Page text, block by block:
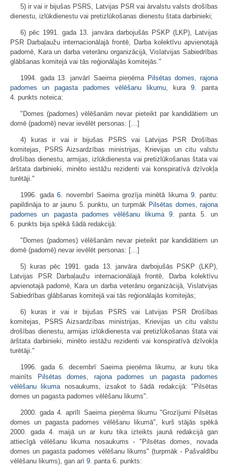
5) ir vai ir bijušas PSRS, Latvijas PSR vai ārvalstu valsts drošības
dienestu, izlūkdienestu vai pretizlūkošanas dienestu štata darbinieki;
6) pēc 1991. gada 13. janvāra darbojušās PSKP (LKP), Latvijas
PSR Darbaļaužu internacionālajā frontē, Darba kolektīvu apvienotajā
padomē, Kara un darba veterānu organizācijā, Vislatvijas Sabiedrības
glābšanas komitejā vai tās reģionālajās komitejās."
1994. gada 13. janvārī Saeima pieņēma Pilsētas domes, rajona
padomes un pagasta padomes vēlēšanu likumu, kura 9. panta
4. punkts noteica:
"Domes (padomes) vēlēšanām nevar pieteikt par kandidātiem un
domē (padomē) nevar ievēlēt personas: […]
4) kuras ir vai ir bijušas PSRS vai Latvijas PSR Drošības
komitejas, PSRS Aizsardzības ministrijas, Krievijas un citu valstu
drošības dienestu, armijas, izlūkdienesta vai pretizlūkošanas štata vai
ārštata darbinieki, minēto iestāžu rezidenti vai konspiratīvā dzīvokļa
turētāji."
1996. gada6. novembrī Saeima grozīja minētā likuma 9. pantu:
papildināja to ar jaunu 5. punktu, un turpmāk Pilsētas domes, rajona
padomes un pagasta padomes vēlēšanu likuma
9. panta 5. un
6. punkts bija spēkā šādā redakcijā:
"Domes (padomes) vēlēšanām nevar pieteikt par kandidātiem un
domē (padomē) nevar ievēlēt personas: […]
5) kuras pēc 1991. gada 13. janvāra darbojušās PSKP (LKP),
Latvijas PSR Darbaļaužu internacionālajā frontē, Darba kolektīvu
apvienotajā padomē, Kara un darba veterānu organizācijā, Vislatvijas
Sabiedrības glābšanas komitejā vai tās reģionālajās komitejās;
6) kuras ir vai ir bijušas PSRS vai Latvijas PSR Drošības
komitejas, PSRS Aizsardzības ministrijas, Krievijas un citu valstu
drošības dienestu, armijas izlūkdienesta vai pretizlūkošanas štata vai
ārštata darbinieki, minēto iestāžu rezidenti vai konspiratīvā dzīvokļa
turētāji."
1996. gada 6. decembrī Saeima pieņēma likumu, ar kuru tika
mainīts
Pilsētas domes, rajona padomes un pagasta padomes
vēlēšanu likumanosaukums, izsakot to šādā redakcijā: "Pilsētas
domes un pagasta padomes vēlēšanu likums".
2000. gada 4. aprīlī Saeima pieņēma likumu "Grozījumi Pilsētas
domes un pagasta padomes vēlēšanu likumā", kurš stājās spēkā
2000. gada 4. maijā un ar kuru tika izteikts jaunā redakcijā gan
attiecīgā vēlēšanu likuma nosaukums - "Pilsētas domes, novada
domes un pagasta padomes vēlēšanu likums" (turpmāk - Pašvaldību
vēlēšanu likums), gan arī 9. panta 6. punkts: